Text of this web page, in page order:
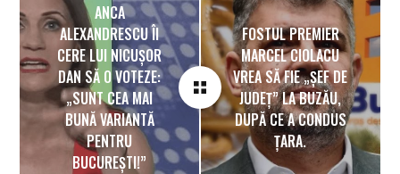
ANCA
ALEXANDRESCU ÎI
CERE LUI NICUȘOR
DAN SĂ O VOTEZE:
„SUNT CEA MAI
BUNĂ VARIANTĂ
PENTRU
BUCUREȘTI!”
FOSTUL PREMIER
MARCEL CIOLACU
VREA SĂ FIE „ȘEF DE
JUDEȚ” LA BUZĂU,
DUPĂ CE A CONDUS
ȚARA.